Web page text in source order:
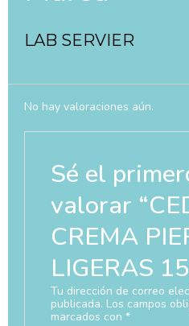
LAB SERVIER
No hay valoraciones aún.
Sé el
valorar
CREMA
LIGERAS
Tu dirección de correo
publicada. Los campos
marcados con *